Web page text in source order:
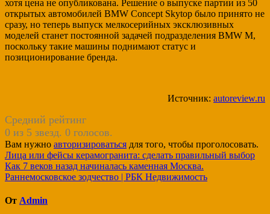
хотя цена не опубликована. Решение о выпуске партии из 50
открытых автомобилей BMW Concept Skytop было принято не
сразу, но теперь выпуск мелкосерийных эксклюзивных
моделей станет постоянной задачей подразделения BMW M,
поскольку такие машины поднимают статус и
позиционирование бренда.
Источник: autoreview.ru
Средний рейтинг
0 из 5 звезд. 0 голосов.
Вам нужно авторизироваться для того, чтобы проголосовать.
Навигация
по
Лица или фейсы керамогранита: сделать правильный выбор
Как 7 веков назад начиналась каменная Москва.
Раннемосковское зодчество | РБК Недвижимость
От Admin